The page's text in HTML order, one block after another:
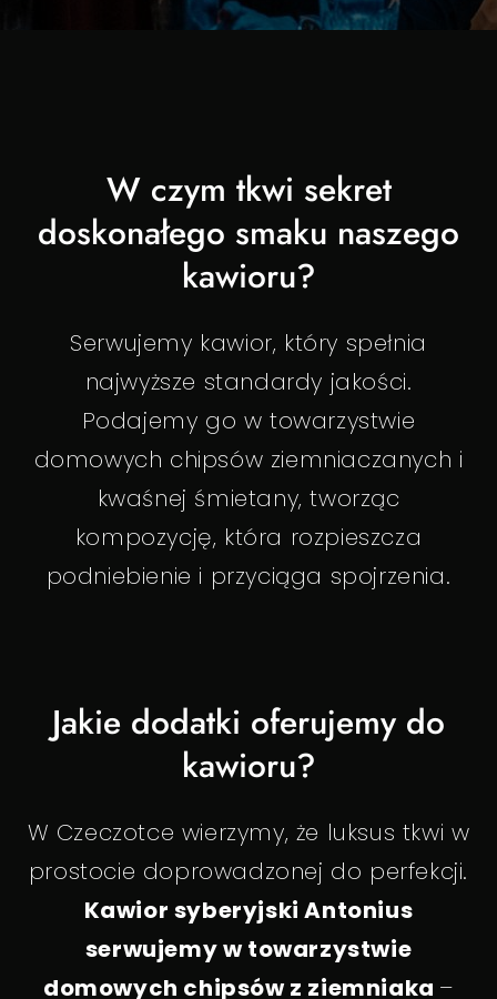
W czym tkwi sekret
doskonałego smaku naszego
kawioru?
Serwujemy kawior, który spełnia
najwyższe standardy jakości.
Podajemy go w towarzystwie
domowych chipsów ziemniaczanych i
kwaśnej śmietany, tworząc
kompozycję, która rozpieszcza
podniebienie i przyciąga spojrzenia.
Jakie dodatki oferujemy do
kawioru?
W Czeczotce wierzymy, że luksus tkwi w
prostocie doprowadzonej do perfekcji.
Kawior syberyjski Antonius
serwujemy w towarzystwie
domowych chipsów z ziemniaka –